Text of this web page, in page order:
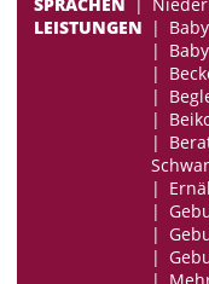
LEISTUNGEN